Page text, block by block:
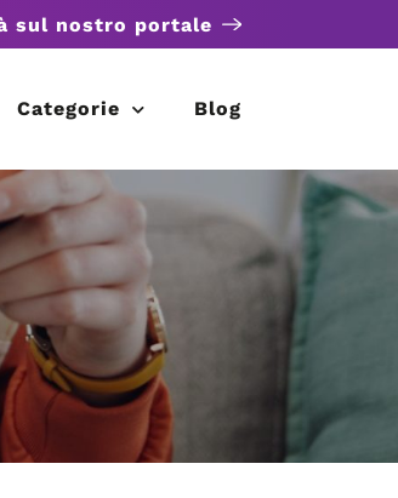
sul nostro portale
Categorie Blog